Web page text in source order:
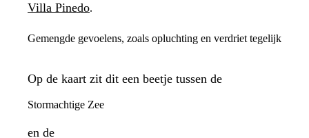
Villa Pinedo.
Gemengde gevoelens, zoals opluchting en verdriet tegelijk
Op de kaart zit dit een beetje tussen de
Stormachtige Zee
en de